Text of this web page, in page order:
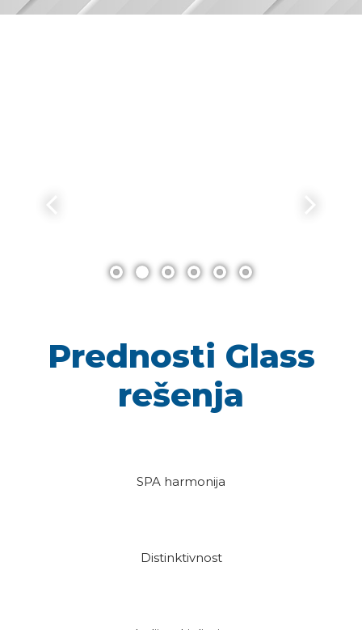
Prednosti Glass
rešenja
SPA harmonija
Distinktivnost